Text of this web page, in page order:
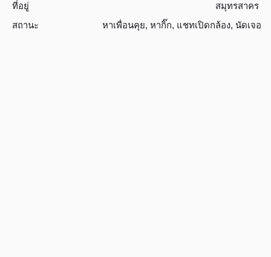
ที่อยู่
สมุทรสาคร
สถานะ
หาเพื่อนคุย, หากิ๊ก, แชทเปิดกล้อง, นัดเจอ